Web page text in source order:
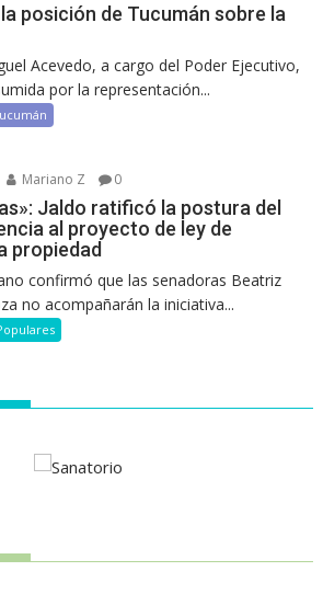
posición de Tucumán sobre la
Acevedo, a cargo del Poder Ejecutivo,
por la representación...
Mariano Z 0
Jaldo ratificó la postura del
al proyecto de ley de
propiedad
confirmó que las senadoras Beatriz
no acompañarán la iniciativa...